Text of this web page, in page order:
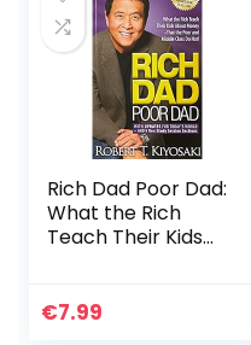
Rich Dad Poor Dad:
What the Rich
Teach Their Kids
Middle Class Do
€7.99